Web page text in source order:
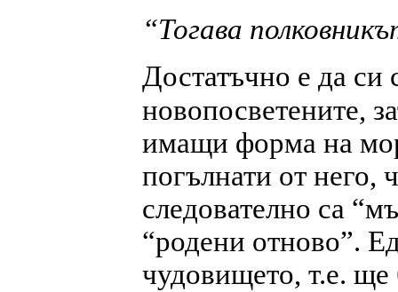
“Тогава
Достатъчно е да
новопосветените,
имащи форма на
погълнати от него,
следователно са
“родени отново”.
чудовището, т.е. ще